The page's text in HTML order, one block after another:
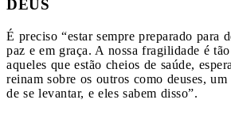
DEUS
É preciso “estar sempre preparado para
paz e em graça. A nossa fragilidade é
aqueles que estão cheios de saúde,
reinam sobre os outros como deuses, um
de se levantar, e eles sabem disso”.